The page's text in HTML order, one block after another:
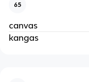
65
canvas
kangas